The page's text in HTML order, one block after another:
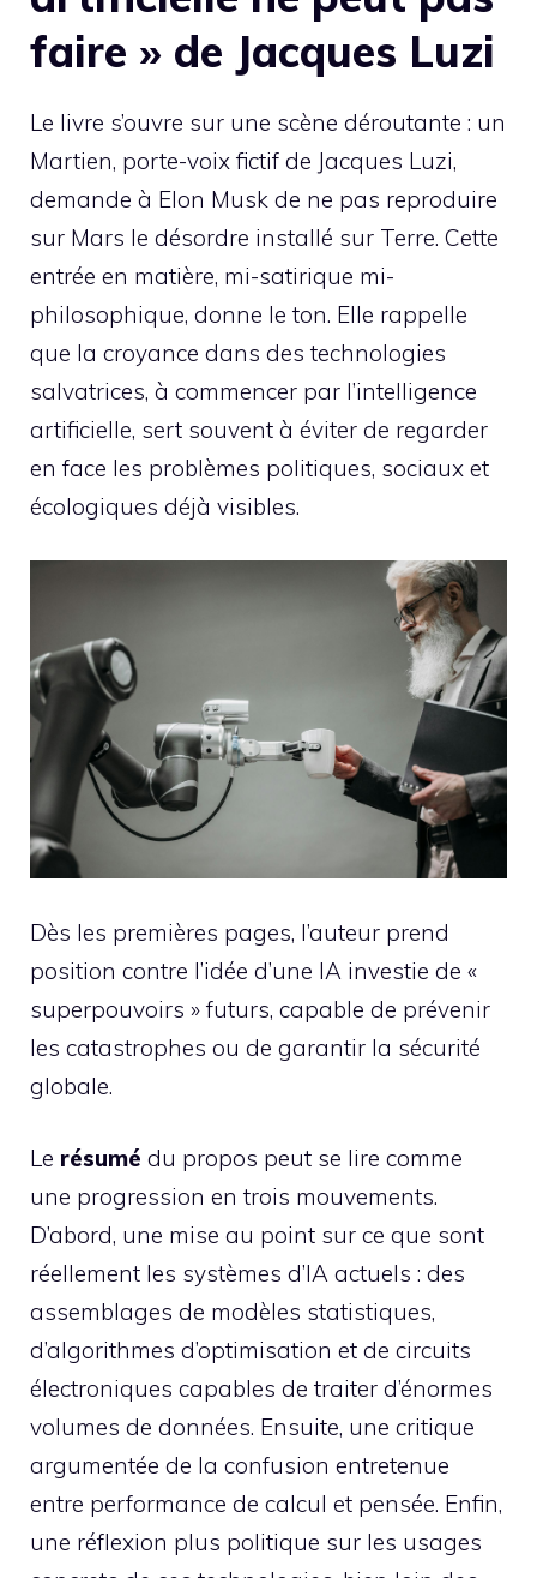
faire » de Jacques Luzi
Le livre s’ouvre sur une scène déroutante : un
Martien, porte-voix fictif de Jacques Luzi,
demande à Elon Musk de ne pas reproduire
sur Mars le désordre installé sur Terre. Cette
entrée en matière, mi-satirique mi-
philosophique, donne le ton. Elle rappelle
que la croyance dans des technologies
salvatrices, à commencer par l’intelligence
artificielle, sert souvent à éviter de regarder
en face les problèmes politiques, sociaux et
écologiques déjà visibles.
Dès les premières pages, l’auteur prend
position contre l’idée d’une IA investie de «
superpouvoirs » futurs, capable de prévenir
les catastrophes ou de garantir la sécurité
globale.
Le résumé du propos peut se lire comme
une progression en trois mouvements.
D’abord, une mise au point sur ce que sont
réellement les systèmes d’IA actuels : des
assemblages de modèles statistiques,
d’algorithmes d’optimisation et de circuits
électroniques capables de traiter d’énormes
volumes de données. Ensuite, une critique
argumentée de la confusion entretenue
entre performance de calcul et pensée. Enfin,
une réflexion plus politique sur les usages